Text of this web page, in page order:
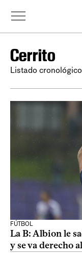
Cerrito
Listado
FÚTBOL
La B: Albion le
y se va derecho